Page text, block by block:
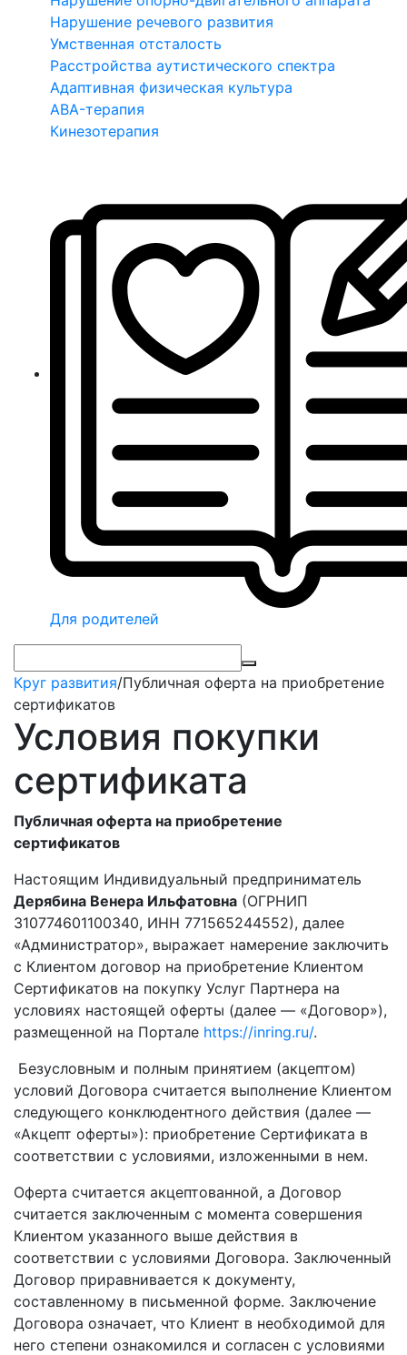
Нарушение речевого развития
Умственная отсталость
Расстройства аутистического спектра
Адаптивная физическая культура
ABA-терапия
Кинезотерапия
Для родителей
Круг развития/Публичная оферта на приобретение
сертификатов
Условия покупки
сертификата
Публичная оферта на приобретение
сертификатов
Настоящим Индивидуальный предприниматель
Дерябина Венера Ильфатовна (ОГРНИП
310774601100340, ИНН 771565244552), далее
«Администратор», выражает намерение заключить
с Клиентом договор на приобретение Клиентом
Сертификатов на покупку Услуг Партнера на
условиях настоящей оферты (далее — «Договор»),
размещенной на Портале https://inring.ru/.
Безусловным и полным принятием (акцептом)
условий Договора считается выполнение Клиентом
следующего конклюдентного действия (далее —
«Акцепт оферты»): приобретение Сертификата в
соответствии с условиями, изложенными в нем.
Оферта считается акцептованной, а Договор
считается заключенным с момента совершения
Клиентом указанного выше действия в
соответствии с условиями Договора. Заключенный
Договор приравнивается к документу,
составленному в письменной форме. Заключение
Договора означает, что Клиент в необходимой для
него степени ознакомился и согласен с условиями